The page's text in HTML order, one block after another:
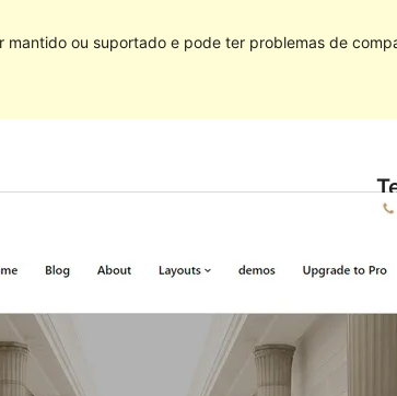
mantido ou suportado e pode ter problemas de